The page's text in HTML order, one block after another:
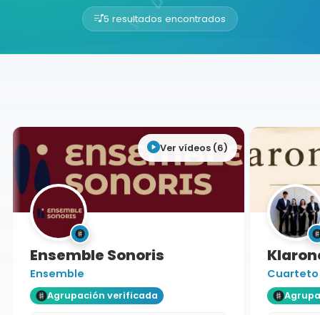
5 resultados encontrados
Buscador de músicos
Ver vídeos (6)
Ensemble Sonoris
Ensemble
Agrupación verificada
Cuarteto